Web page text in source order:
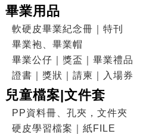
畢業用品
軟硬皮畢業紀念冊｜特刊
畢業袍、畢業帽
畢業公仔｜獎盃｜畢業禮品
證書｜獎狀｜請柬｜入場券
兒童檔案|文件套
PP資料冊、孔夾，文件夾
硬皮學習檔案｜紙FILE